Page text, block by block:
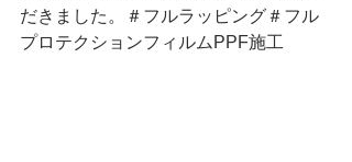
だきました。＃フルラッピング＃フル
プロテクションフィルムPPF施工